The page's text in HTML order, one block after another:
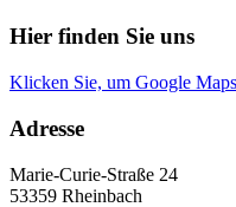
Hier finden Sie uns
Klicken Sie, um Google
Adresse
Marie-Curie-Straße 24
53359 Rheinbach